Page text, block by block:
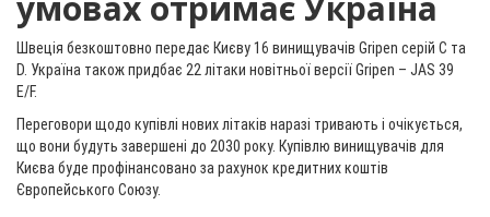
Швеція безкоштовно передає Києву 16 винищувачів Gripen серій C та
D. Україна також придбає 22 літаки новітньої версії Gripen – JAS 39
E/F.
Переговори щодо купівлі нових літаків наразі тривають і очікується,
що вони будуть завершені до 2030 року. Купівлю винищувачів для
Києва буде профінансовано за рахунок кредитних коштів
Європейського Союзу.